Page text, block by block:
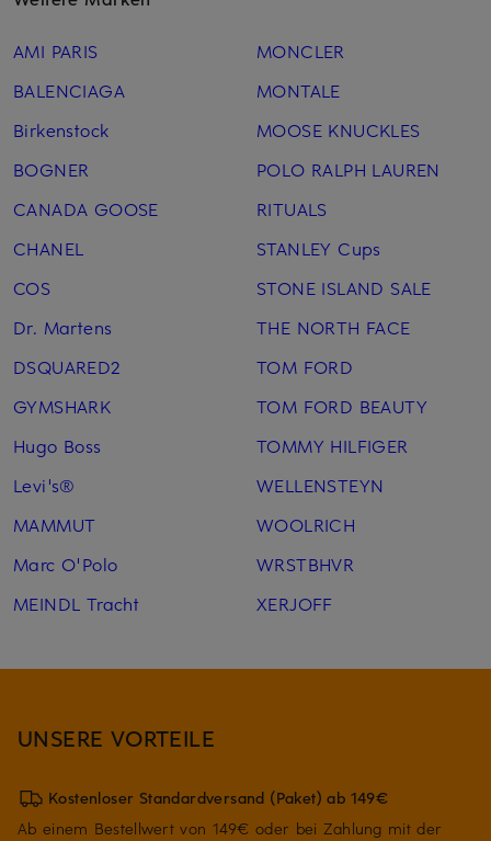
AMI PARIS
BALENCIAGA
Birkenstock
BOGNER
CANADA GOOSE
CHANEL
COS
Dr. Martens
DSQUARED2
GYMSHARK
Hugo Boss
Levi's®
MAMMUT
Marc O'Polo
MEINDL Tracht
MONCLER
MONTALE
MOOSE KNUCKLES
POLO RALPH LAUREN
RITUALS
STANLEY Cups
STONE ISLAND SALE
THE NORTH FACE
TOM FORD
TOM FORD BEAUTY
TOMMY HILFIGER
WELLENSTEYN
WOOLRICH
WRSTBHVR
XERJOFF
UNSERE VORTEILE
Kostenloser Standardversand (Paket) ab 149€
Ab einem Bestellwert von 149€ oder bei Zahlung mit der